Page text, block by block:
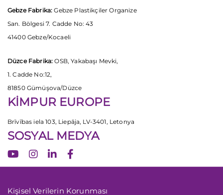
Gebze Fabrika: Gebze Plastikçiler Organize
San. Bölgesi 7. Cadde No: 43
41400 Gebze/Kocaeli
Düzce Fabrika: OSB, Yakabaşı Mevki,
1. Cadde No:12,
81850 Gümüşova/Düzce
KİMPUR EUROPE
Brīvības iela 103, Liepāja, LV-3401, Letonya
SOSYAL MEDYA
Kişisel Verilerin Korunması